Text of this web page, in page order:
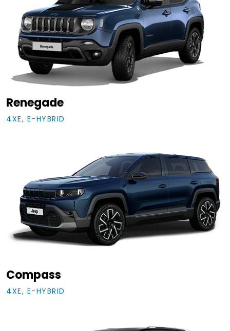
Renegade
4XE, E-HYBRID
Compass
4XE, E-HYBRID